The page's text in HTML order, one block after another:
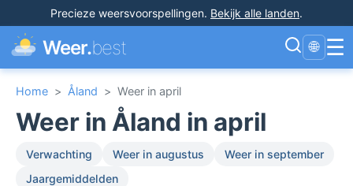
Precieze weersvoorspellingen. Bekijk alle landen.
Weer.best 🌐 ☰
Home > Åland > Weer in april
Weer in Åland in april
Verwachting Weer in augustus
Weer in september
Jaargemiddelden